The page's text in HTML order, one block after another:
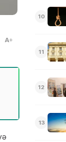
A
10
11
12
13